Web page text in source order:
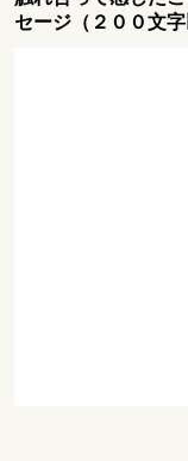
セージ（２００文字